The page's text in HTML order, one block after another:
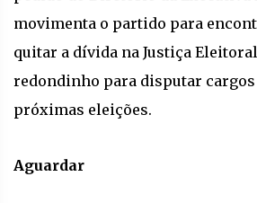
movimenta o partido para
quitar a dívida na Justiça
redondinho para disputar
próximas eleições.
Aguardar